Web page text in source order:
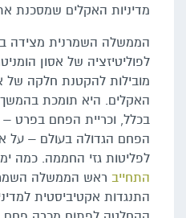
מדיניות האקלים שמסכנת
הממשלה השמרנית מצידה
לפוליטיזציה של אסון
מובילות להקטנת חלקה של
האקלים. היא תומכת בהמשך
בכלל, וכריית הפחם בפרט –
הפחם הגדולה בעולם – על
לפליטות גזי החממה. כמה
התחייב ראש הממשלה
התנגדות אקטיביסטית